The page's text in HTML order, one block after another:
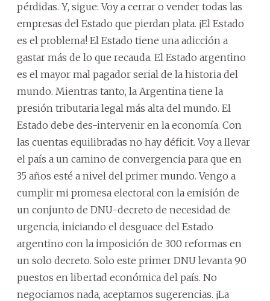
pérdidas. Y, sigue: Voy a cerrar o vender todas las
empresas del Estado que pierdan plata. ¡El Estado
es el problema! El Estado tiene una adicción a
gastar más de lo que recauda. El Estado argentino
es el mayor mal pagador serial de la historia del
mundo. Mientras tanto, la Argentina tiene la
presión tributaria legal más alta del mundo. El
Estado debe des-intervenir en la economía. Con
las cuentas equilibradas no hay déficit. Voy a llevar
el país a un camino de convergencia para que en
35 años esté a nivel del primer mundo. Vengo a
cumplir mi promesa electoral con la emisión de
un conjunto de DNU-decreto de necesidad de
urgencia, iniciando el desguace del Estado
argentino con la imposición de 300 reformas en
un solo decreto. Solo este primer DNU levanta 90
puestos en libertad económica del país. No
negociamos nada, aceptamos sugerencias. ¡La